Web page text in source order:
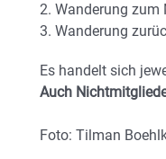
2. Wanderung zum
3. Wanderung
Es handelt sich
Auch
Foto: Tilman